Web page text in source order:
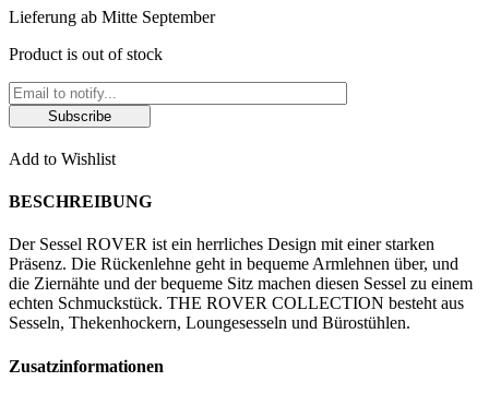
Lieferung ab Mitte September
Product is out of stock
Subscribe
Add to Wishlist
BESCHREIBUNG
Der Sessel ROVER ist ein herrliches Design mit einer starken
Präsenz. Die Rückenlehne geht in bequeme Armlehnen über, und
die Ziernähte und der bequeme Sitz machen diesen Sessel zu einem
echten Schmuckstück. THE ROVER COLLECTION besteht aus
Sesseln, Thekenhockern, Loungesesseln und Bürostühlen.
Zusatzinformationen